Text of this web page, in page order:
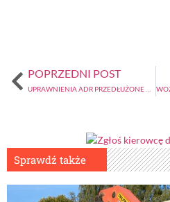
POPRZEDNI POST
Sprawdź także